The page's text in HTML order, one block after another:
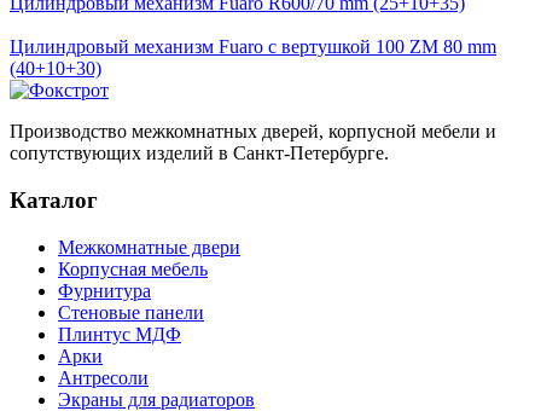
Цилиндровый механизм Fuaro с вертушкой 100 ZM 80 mm
(40+10+30)
Производство межкомнатных дверей, корпусной мебели и
сопутствующих изделий в Санкт-Петербурге.
Каталог
Межкомнатные двери
Корпусная мебель
Фурнитура
Стеновые панели
Плинтус МДФ
Арки
Антресоли
Экраны для радиаторов